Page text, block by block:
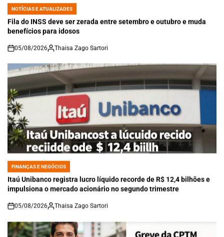
POSTED
IN
NOTÍCIAS E ATUALIZADES
Fila do INSS deve ser zerada entre setembro e outubro e muda
benefícios para idosos
on
05/08/2026 Thaisa Zago Sartori
POSTED
IN
FINANÇAS E NEGÓCIOS
Itaú Unibanco registra lucro líquido recorde de R$ 12,4 bilhões e
impulsiona o mercado acionário no segundo trimestre
on
05/08/2026 Thaisa Zago Sartori